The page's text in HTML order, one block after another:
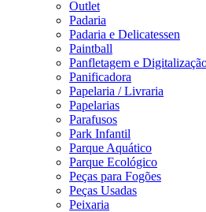
Outlet
Padaria
Padaria e Delicatessen
Paintball
Panfletagem e
Panificadora
Papelaria / Livraria
Papelarias
Parafusos
Park Infantil
Parque Aquático
Parque Ecológico
Peças para Fogões
Peças Usadas
Peixaria